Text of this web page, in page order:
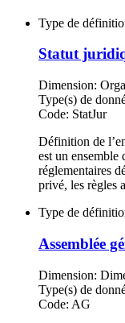
Type de
Statut
Dimension:
Type(s) de
Code: StatJur
Définition de
est un ensemble
réglementaires
privé, les règles
Type de
Assemblée
Dimension:
Type(s) de
Code: AG